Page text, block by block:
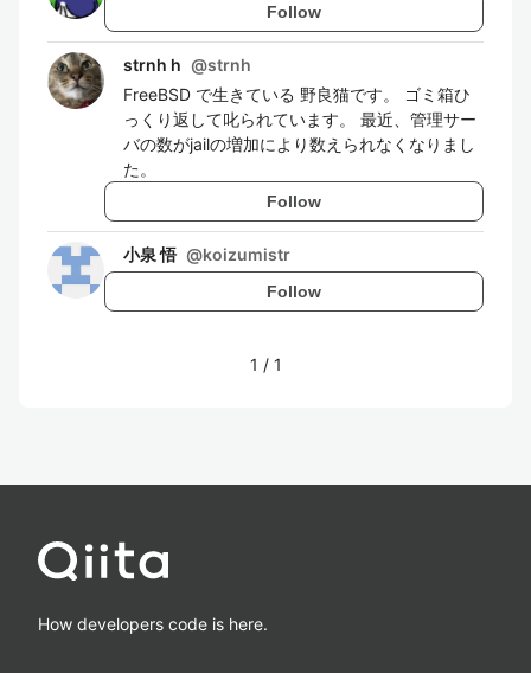
Follow
strnh h @strnh
FreeBSD で生きている 野良猫です。 ゴミ箱ひ
っくり返して叱られています。 最近、管理サー
バの数がjailの増加により数えられなくなりまし
た。
Follow
小泉 悟 @koizumistr
Follow
1 / 1
How developers code is here.